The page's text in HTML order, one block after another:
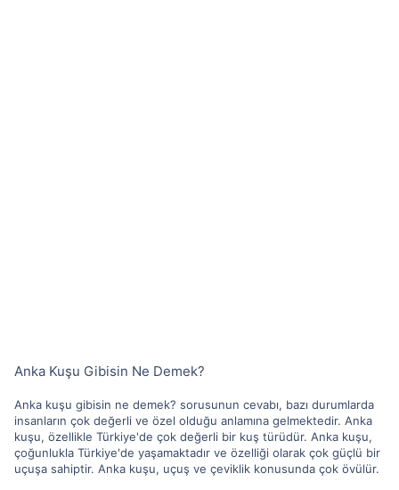
Anka Kuşu Gibisin Ne Demek?
Anka kuşu gibisin ne demek? sorusunun cevabı, bazı durumlarda
insanların çok değerli ve özel olduğu anlamına gelmektedir. Anka
kuşu, özellikle Türkiye'de çok değerli bir kuş türüdür. Anka kuşu,
çoğunlukla Türkiye'de yaşamaktadır ve özelliği olarak çok güçlü bir
uçuşa sahiptir. Anka kuşu, uçuş ve çeviklik konusunda çok övülür.